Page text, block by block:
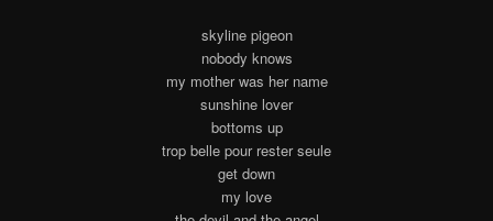
skyline pigeon
nobody knows
my mother was her name
sunshine lover
bottoms up
trop belle pour rester seule
get down
my love